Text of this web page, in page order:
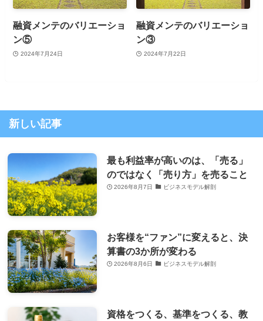
融資メンテのバリエーショ
ン⑤
2024年7月24日
融資メンテのバリエーショ
ン③
2024年7月22日
新しい記事
最も利益率が高いのは、「売る」
のではなく「売り方」を売ること
2026年8月7日 ビジネスモデル解剖
お客様を“ファン”に変えると、決
算書の3か所が変わる
2026年8月6日 ビジネスモデル解剖
資格をつくる、基準をつくる、教